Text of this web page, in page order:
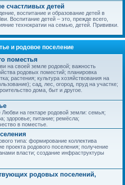
счастливых детей
воспитание и образование детей в
Воспитание детей – это, прежде всего,
технократии на семью, детей. Прививки.
и родовое поселение
поместья
на своей земле родовой; важность
родовых поместий; планировка
растения; культура хозяйствования на
сад, лес, огород, пруд на участке;
дома, быт и другое.
на гектаре родовой земли: семья;
здоровье; питание; ремёсла;
в поместье.
типа: формирование коллектива
проекта родового поселения; получение
власти; создание инфраструктуры
родовых поселений,